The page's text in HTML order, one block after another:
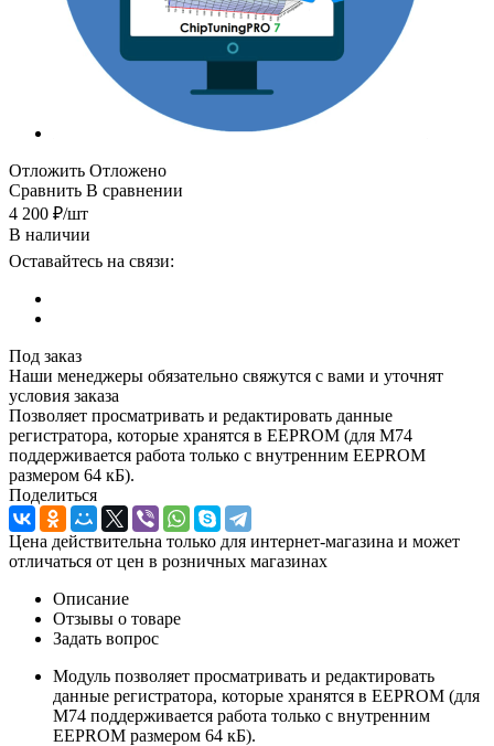
Отложить Отложено
Сравнить В сравнении
4 200 ₽/шт
В наличии
Оставайтесь на связи:
Под заказ
Наши менеджеры обязательно свяжутся с вами и уточнят
условия заказа
Позволяет просматривать и редактировать данные
регистратора, которые хранятся в EEPROM (для M74
поддерживается работа только с внутренним EEPROM
размером 64 кБ).
Поделиться
Цена действительна только для интернет-магазина и может
отличаться от цен в розничных магазинах
Описание
Отзывы о товаре
Задать вопрос
Модуль позволяет просматривать и редактировать
данные регистратора, которые хранятся в EEPROM (для
M74 поддерживается работа только с внутренним
EEPROM размером 64 кБ).